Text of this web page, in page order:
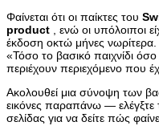
Φαίνεται ότι οι παίκτες του
product , ενώ οι υπόλοιποι
έκδοση οκτώ μήνες νωρίτερα.
«Τόσο το βασικό παιχνίδι όσο
περιέχουν περιεχόμενο που
Ακολουθεί μια σύνοψη των
εικόνες παραπάνω — ελέγξτε
σελίδας για να δείτε πώς